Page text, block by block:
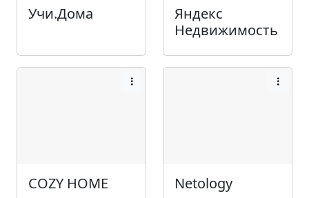
Учи.Дома
Яндекс
Недвижимость
COZY HOME Netology